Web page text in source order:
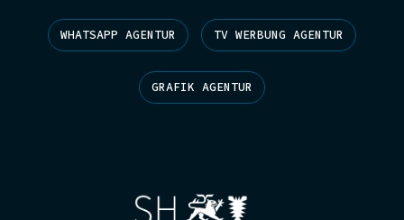
WHATSAPP AGENTUR TV WERBUNG AGENTUR
GRAFIK AGENTUR